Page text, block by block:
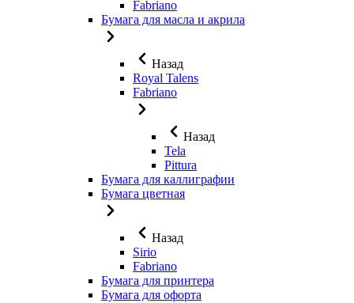
Fabriano
Бумага для масла и акрила
Назад
Royal Talens
Fabriano
Назад
Tela
Pittura
Бумага для каллиграфии
Бумага цветная
Назад
Sirio
Fabriano
Бумага для принтера
Бумага для офорта